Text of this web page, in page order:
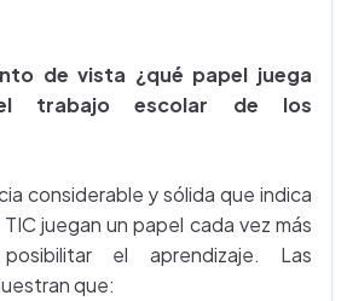
de vista ¿qué papel juega
trabajo escolar de los
considerable y sólida que indica
juegan un papel cada vez más
el aprendizaje. Las
que: